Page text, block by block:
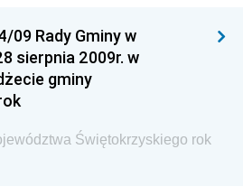
Przemysłu
Finansów i Gospodarki
do Spraw Unii
Wywiadu
09 Rady Gminy w
sierpnia 2009r. w
gminy
Świętokrzyskiego rok